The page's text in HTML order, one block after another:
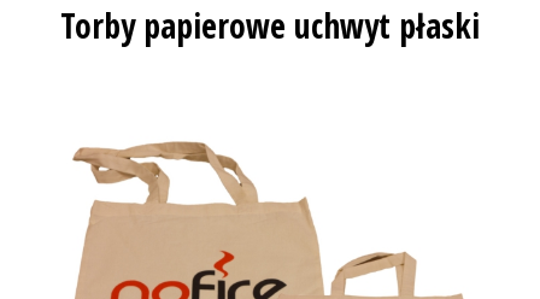
Torby papierowe uchwyt płaski